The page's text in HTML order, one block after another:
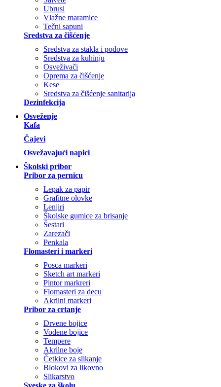
Ubrusi
Vlažne maramice
Tečni sapuni
Sredstva za čišćenje
Sredstva za stakla i podove
Sredstva za kuhinju
Osveživači
Oprema za čišćenje
Kese
Sredstva za čišćenje sanitarija
Dezinfekcija
Osveženje
Kafa
Čajevi
Osvežavajući napici
Školski pribor
Pribor za pernicu
Lepak za papir
Grafitne olovke
Lenjiri
Školske gumice za brisanje
Šestari
Zarezači
Penkala
Flomasteri i markeri
Posca markeri
Sketch art markeri
Pintor markreri
Flomasteri za decu
Akrilni markeri
Pribor za crtanje
Drvene bojice
Vodene bojice
Tempere
Akrilne boje
Četkice za slikanje
Blokovi za likovno
Slikarstvo
Sveske za školu